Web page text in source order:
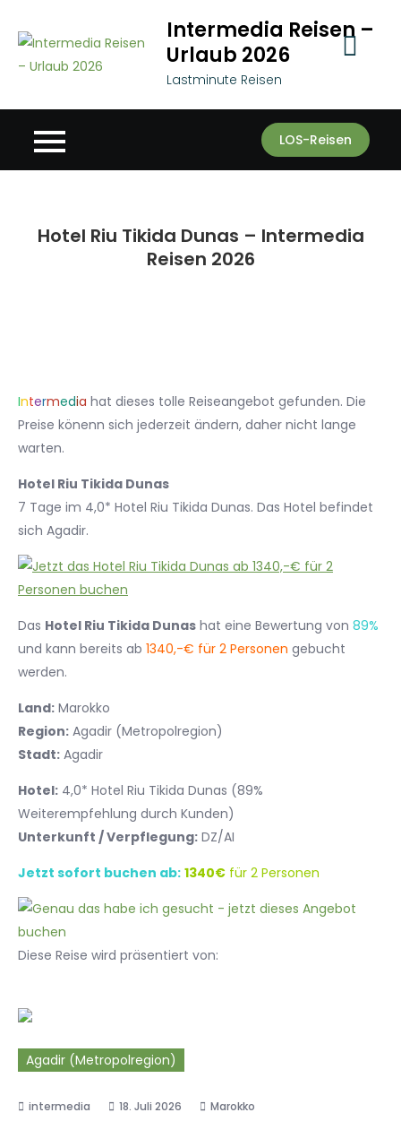
content
Intermedia Reisen –
Urlaub 2026
Lastminute Reisen
LOS-Reisen
Hotel Riu Tikida Dunas – Intermedia
Reisen 2026
Intermedia hat dieses tolle Reiseangebot gefunden. Die
Preise könenn sich jederzeit ändern, daher nicht lange
warten.
Hotel Riu Tikida Dunas
7 Tage im 4,0* Hotel Riu Tikida Dunas. Das Hotel befindet
sich Agadir.
Das Hotel Riu Tikida Dunas hat eine Bewertung von 89%
und kann bereits ab 1340,-€ für 2 Personen gebucht
werden.
Land: Marokko
Region: Agadir (Metropolregion)
Stadt: Agadir
Hotel: 4,0* Hotel Riu Tikida Dunas (89%
Weiterempfehlung durch Kunden)
Unterkunft / Verpflegung: DZ/AI
Jetzt sofort buchen ab: 1340€ für 2 Personen
Diese Reise wird präsentiert von:
Agadir (Metropolregion)
18. Juli 2026 Marokko